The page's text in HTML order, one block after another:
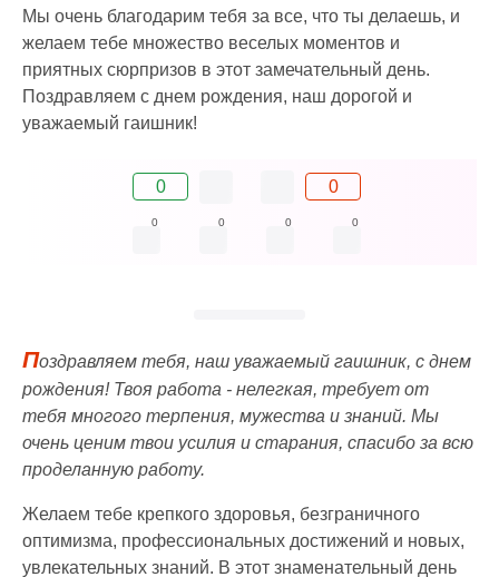
Мы очень благодарим тебя за все, что ты делаешь, и
желаем тебе множество веселых моментов и
приятных сюрпризов в этот замечательный день.
Поздравляем с днем рождения, наш дорогой и
уважаемый гаишник!
0 0
0 0 0 0
Поздравляем тебя, наш уважаемый гаишник, с днем
рождения! Твоя работа - нелегкая, требует от
тебя многого терпения, мужества и знаний. Мы
очень ценим твои усилия и старания, спасибо за всю
проделанную работу.
Желаем тебе крепкого здоровья, безграничного
оптимизма, профессиональных достижений и новых,
увлекательных знаний. В этот знаменательный день